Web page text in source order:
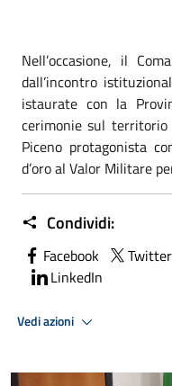
Nell’occasione, il
dall’incontro
istaurate con la
cerimonie sul territorio
Piceno protagonista
d’oro al Valor Militare
Condividi:
Facebook Twitter
LinkedIn
Vedi azioni